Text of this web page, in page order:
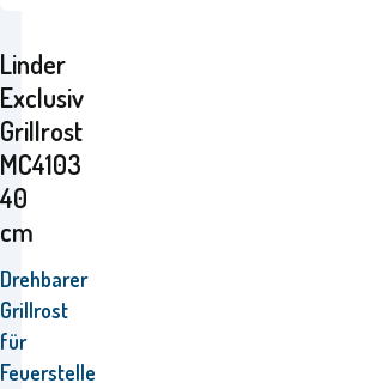
Linder
Exclusiv
Grillrost
MC4103
40
cm
Drehbarer
Grillrost
für
Feuerstelle